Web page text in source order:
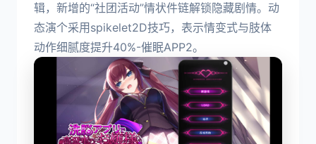
辑，新增的“社团活动”情状件链解锁隐藏剧情。动
态演个采用spikelet2D技巧，表示情变式与肢体
动作细腻度提升40%-催眠APP2。